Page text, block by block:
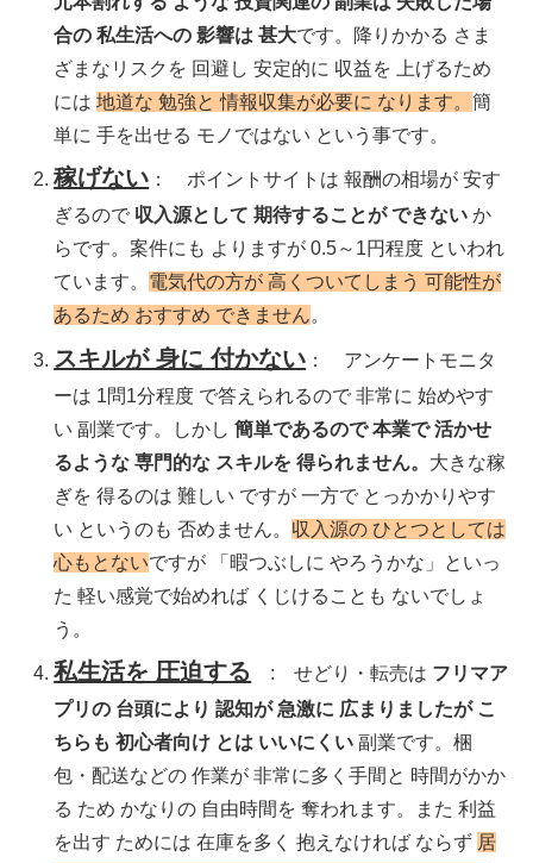
合の 私生活への 影響は 甚大です。降りかかる さま
ざまなリスクを 回避し 安定的に 収益を 上げるため
には地道な 勉強と 情報収集が必要に なります。簡
単に 手を出せる モノではない という事です。
稼げない ： ポイントサイトは 報酬の相場が 安す
ぎるので 収入源として 期待することが できないか
らです。案件にも よりますが 0.5～1円程度 といわれ
ています。 電気代の方が 高くついてしまう 可能性が
あるため おすすめ できません。
スキルが 身に 付かない ： アンケートモニタ
ーは 1問1分程度 で答えられるので 非常に 始めやす
い 副業です。しかし簡単であるので 本業で 活かせ
るような 専門的な スキルを 得られません。 大きな稼
ぎを 得るのは 難しい ですが 一方で とっかかりやす
い というのも 否めません。 収入源の ひとつとしては
心もとないですが 「暇つぶしに やろうかな」といっ
た 軽い感覚で始めれば くじけることも ないでしょ
う。
私生活を 圧迫する : せどり・転売は フリマア
プリの 台頭により 認知が 急激に 広まりましたが こ
ちらも 初心者向け とは いいにくい副業です。梱
包・配送などの 作業が 非常に多く手間と 時間がかか
る ため かなりの 自由時間を 奪われます。また 利益
を出す ためには 在庫を多く 抱えなければ ならず 居